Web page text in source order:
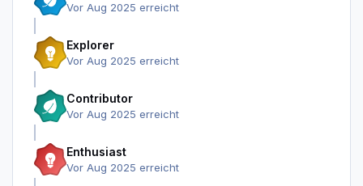
Vor Aug 2025 erreicht
Explorer
Vor Aug 2025 erreicht
Contributor
Vor Aug 2025 erreicht
Enthusiast
Vor Aug 2025 erreicht